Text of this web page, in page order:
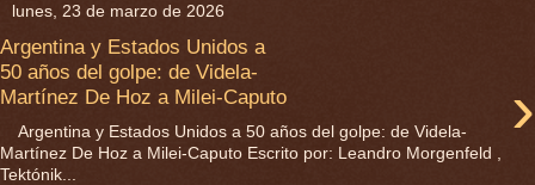
lunes, 23 de marzo de 2026
Argentina y Estados Unidos a
50 años del golpe: de Videla-
Martínez De Hoz a Milei-Caputo
›
Argentina y Estados Unidos a 50 años del golpe: de Videla-
Martínez De Hoz a Milei-Caputo Escrito por: Leandro Morgenfeld ,
Tektónik...